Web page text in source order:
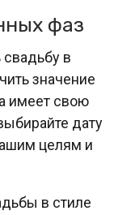
фаз
свадьбу в
значение
имеет свою
дату
целям и
в стиле